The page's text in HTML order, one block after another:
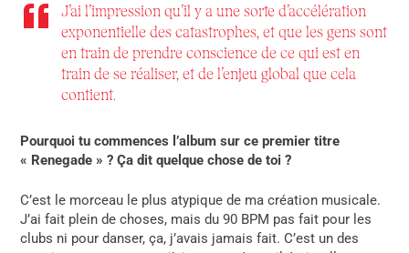
J’ai l’impression qu’il y a une sorte d’accélération
exponentielle des catastrophes, et que les gens sont
en train de prendre conscience de ce qui est en
train de se réaliser, et de l’enjeuglobal que cela
contient.
Pourquoi tu commences l’album sur ce premier titre
« Renegade » ? Ça dit quelque chose de toi ?
C’est le morceau le plus atypique de ma création musicale.
J’ai fait plein de choses, mais du 90 BPM pas fait pour les
clubs ni pour danser, ça, j’avais jamais fait. C’est un des